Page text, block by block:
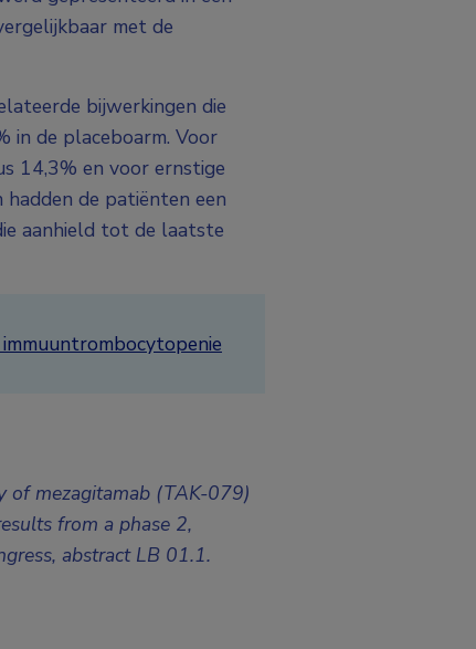
met de
bijwerkingen die
in de placeboarm. Voor
14,3% en voor ernstige
de patiënten een
aanhield tot de laatste
of mezagitamab (TAK-079)
from a phase 2,
abstract LB 01.1.